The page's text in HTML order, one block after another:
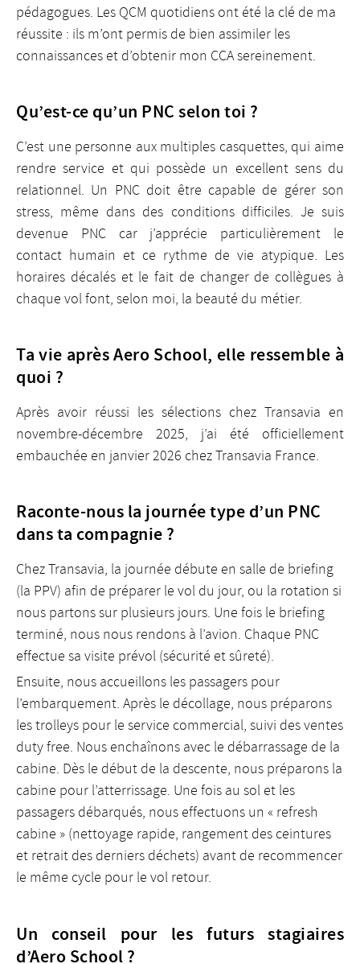
pédagogues. Les QCM quotidiens ont été la clé de ma
réussite : ils m’ont permis de bien assimiler les
connaissances et d’obtenir mon CCA sereinement.
Qu’est-ce qu’un PNC selon toi ?
C’est une personne aux multiples casquettes, qui aime
rendre service et qui possède un excellent sens du
relationnel. Un PNC doit être capable de gérer son
stress, même dans des conditions difficiles. Je suis
devenue PNC car j’apprécie particulièrement le
contact humain et ce rythme de vie atypique. Les
horaires décalés et le fait de changer de collègues à
chaque vol font, selon moi, la beauté du métier.
Ta vie après Aero School, elle ressemble à
quoi ?
Après avoir réussi les sélections chez Transavia en
novembre-décembre 2025, j’ai été officiellement
embauchée en janvier 2026 chez Transavia France.
Raconte-nous la journée type d’un PNC
dans ta compagnie ?
Chez Transavia, la journée débute en salle de briefing
(la PPV) afin de préparer le vol du jour, ou la rotation si
nous partons sur plusieurs jours. Une fois le briefing
terminé, nous nous rendons à l’avion. Chaque PNC
effectue sa visite prévol (sécurité et sûreté).
Ensuite, nous accueillons les passagers pour
l’embarquement. Après le décollage, nous préparons
les trolleys pour le service commercial, suivi des ventes
duty free. Nous enchaînons avec le débarrassage de la
cabine. Dès le début de la descente, nous préparons la
cabine pour l’atterrissage. Une fois au sol et les
passagers débarqués, nous effectuons un « refresh
cabine » (nettoyage rapide, rangement des ceintures
et retrait des derniers déchets) avant de recommencer
le même cycle pour le vol retour.
Un conseil pour les futurs stagiaires
d’Aero School ?